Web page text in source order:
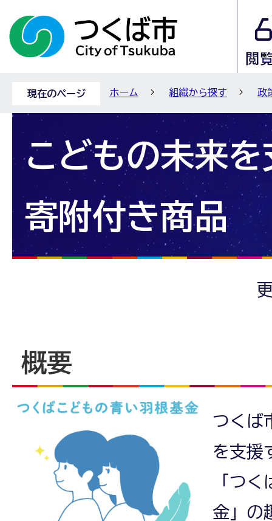
現在のページ ホーム 組織から探す 政
こどもの未来を
寄附付き商品
概要
つくば
を支援
「つ
金」の